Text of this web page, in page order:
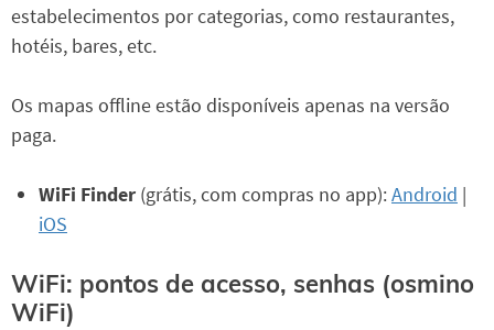
estabelecimentos por categorias, como restaurantes,
hotéis, bares, etc.
Os mapas offline estão disponíveis apenas na versão
paga.
WiFi Finder (grátis, com compras no app):Android |
iOS
WiFi: pontos de acesso, senhas (osmino
WiFi)